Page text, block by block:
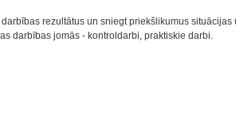
rezultātus un sniegt priekšlikumus
darbības jomās - kontroldarbi, praktiskie darbi.